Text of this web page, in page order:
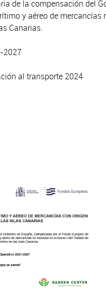
de la compensación del
y aéreo de
Canarias.
2027
al transporte 2024